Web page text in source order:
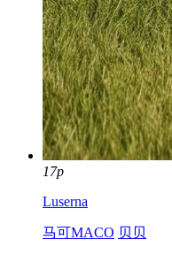
17p
Luserna
马可MACO 贝贝